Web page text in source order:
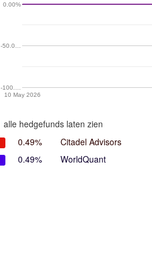
10 May 2026
-100.…
-50.0…
0.00%
alle hedgefunds laten zien
0.49%
Citadel Advisors
0.49%
WorldQuant